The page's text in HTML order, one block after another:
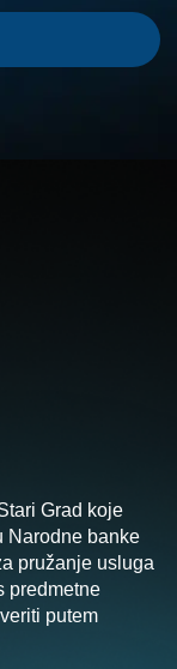
Grad koje
Narodne banke
pružanje usluga
predmetne
putem